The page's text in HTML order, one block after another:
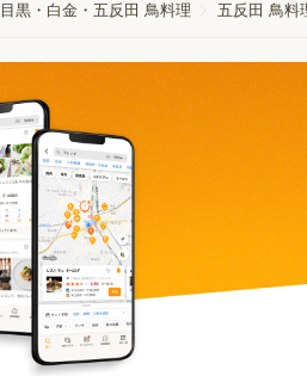
目黒・白金・五反田 鳥料理 五反田 鳥料